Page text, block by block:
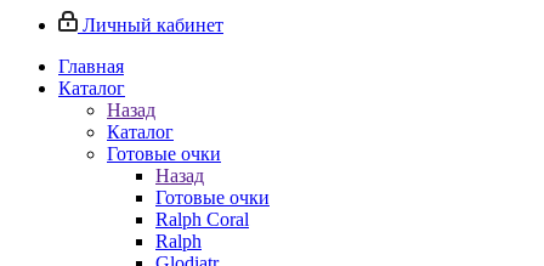
Личный кабинет
Главная
Каталог
Назад
Каталог
Готовые очки
Назад
Готовые очки
Ralph Coral
Ralph